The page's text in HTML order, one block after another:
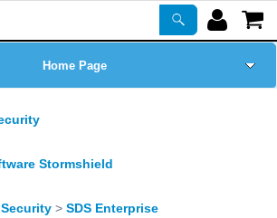
Home Page
Prodotti
Corsi
Stormshield
SDS Enterprise